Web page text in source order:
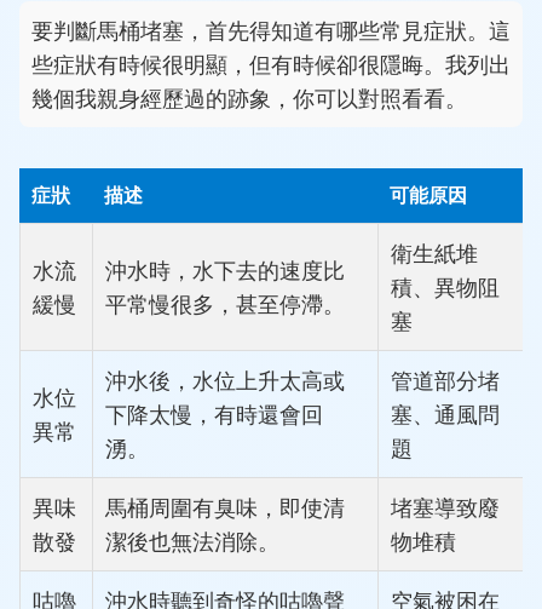
要判斷馬桶堵塞，首先得知道有哪些常見症狀。這
些症狀有時候很明顯，但有時候卻很隱晦。我列出
幾個我親身經歷過的跡象，你可以對照看看。
症狀 描述 可能原因
水流
緩慢
沖水時，水下去的速度比
平常慢很多，甚至停滯。
衛生紙堆
積、異物阻
塞
水位
異常
沖水後，水位上升太高或
下降太慢，有時還會回
湧。
管道部分堵
塞、通風問
題
異味
散發
馬桶周圍有臭味，即使清
潔後也無法消除。
堵塞導致廢
物堆積
咕嚕
沖水時聽到奇怪的咕嚕聲
空氣被困在